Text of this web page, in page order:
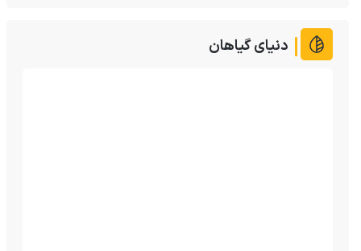
دنیای گیاهان